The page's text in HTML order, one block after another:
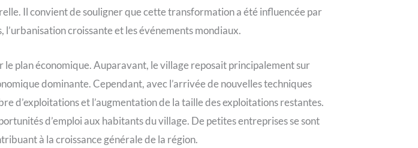
Il convient de souligner que cette transformation a été influencée par
croissante et les événements mondiaux.
plan économique. Auparavant, le village reposait principalement sur
dominante. Cependant, avec l’arrivée de nouvelles techniques
d’exploitations et l’augmentation de la taille des exploitations restantes.
d’emploi aux habitants du village. De petites entreprises se sont
à la croissance générale de la région.